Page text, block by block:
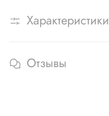
Характеристики
Отзывы